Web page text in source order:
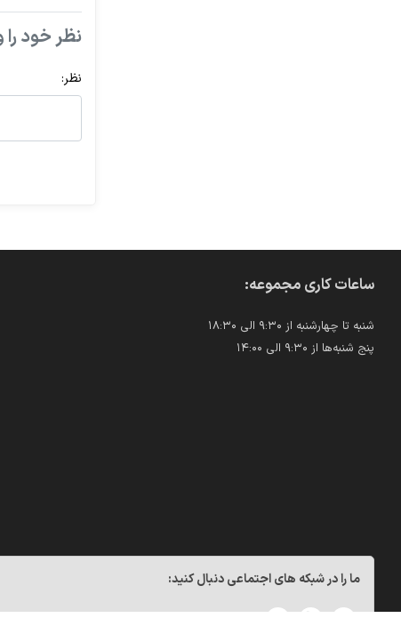
نظر خود را
نظر:
ساعات کاری مجموعه:
شنبه تا چهارشنبه از ۹:۳۰ الی ۱۸:۳۰
پنج شنبه‌ها از ۹:۳۰ الی ۱۴:۰۰
ما را در شبکه های اجتماعی دنبال کنید: